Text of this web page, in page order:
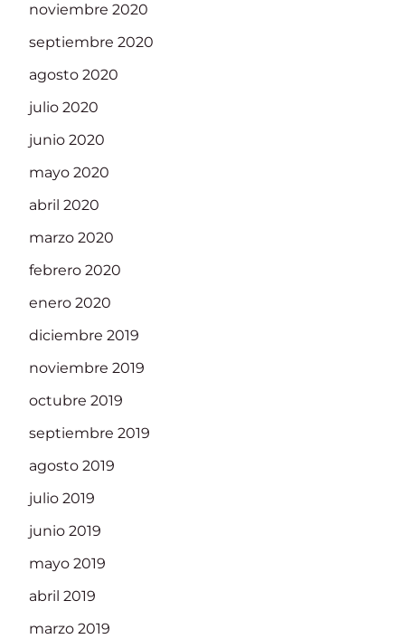
noviembre 2020
septiembre 2020
agosto 2020
julio 2020
junio 2020
mayo 2020
abril 2020
marzo 2020
febrero 2020
enero 2020
diciembre 2019
noviembre 2019
octubre 2019
septiembre 2019
agosto 2019
julio 2019
junio 2019
mayo 2019
abril 2019
marzo 2019